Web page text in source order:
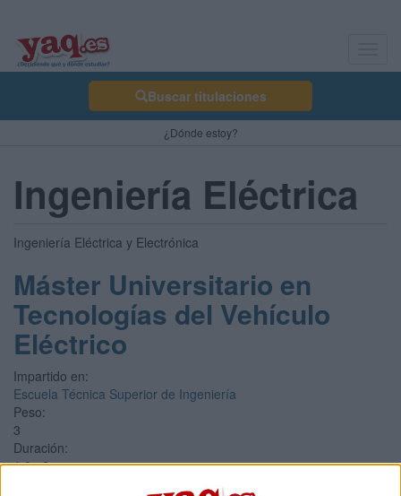
Buscar titulaciones
¿Dónde estoy?
Ingeniería Eléctrica
Ingeniería Eléctrica y Electrónica
Máster Universitario en
Tecnologías del Vehículo
Eléctrico
Impartido en:
Escuela Técnica Superior de Ingeniería
Peso:
3
Duración:
1.0 años